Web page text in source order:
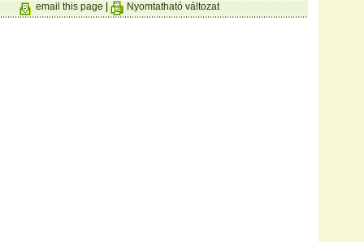
email this page| Nyomtatható változat